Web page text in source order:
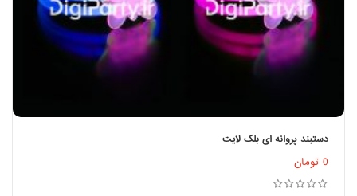
دستبند پروانه ای بلک لایت
0 تومان